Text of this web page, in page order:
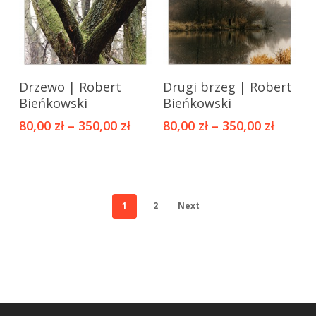
można
wybrać
na
stronie
można
wybrać
na
stronie
produkt
ma
wiele
Drzewo | Robert
Bieńkowski
80,00 zł– 350,00 zł
produkt
ma
wiele
wybrać
Drugi brzeg | Robert
Bieńkowski
80,00 zł – 350,00 zł
1 2 Next